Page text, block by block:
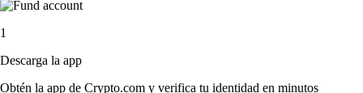
1
Descarga la app
Obtén la app de Crypto.com y verifica tu identidad en minutos